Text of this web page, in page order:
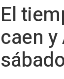
El
caen